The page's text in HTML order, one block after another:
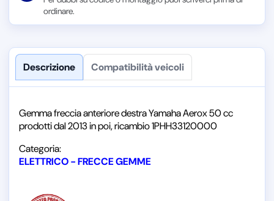
ordinare.
Descrizione Compatibilità veicoli
Gemma freccia anteriore destra Yamaha Aerox 50 cc
prodotti dal 2013 in poi, ricambio 1PHH33120000
Categoria:
ELETTRICO - FRECCE GEMME